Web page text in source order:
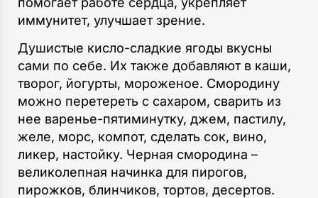
иммунитет, улучшает зрение.
Душистые кисло-сладкие ягоды вкусны
сами по себе. Их также добавляют в каши,
творог, йогурты, мороженое. Смородину
можно перетереть с сахаром, сварить из
нее варенье-пятиминутку, джем, пастилу,
желе, морс, компот, сделать сок, вино,
ликер, настойку. Черная смородина –
великолепная начинка для пирогов,
пирожков, блинчиков, тортов, десертов.